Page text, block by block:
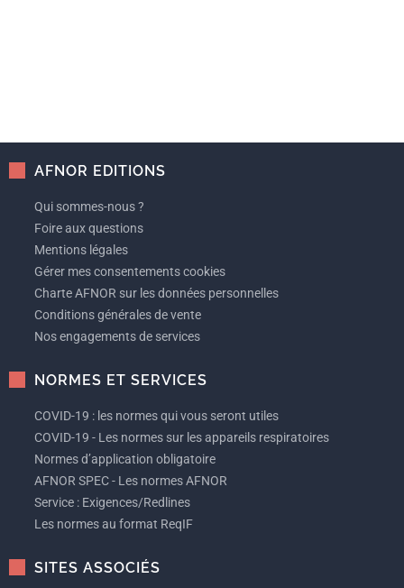
AFNOR EDITIONS
Qui sommes-nous ?
Foire aux questions
Mentions légales
Gérer mes consentements cookies
Charte AFNOR sur les données personnelles
Conditions générales de vente
Nos engagements de services
NORMES ET SERVICES
COVID-19 : les normes qui vous seront utiles
COVID-19 - Les normes sur les appareils respiratoires
Normes d’application obligatoire
AFNOR SPEC - Les normes AFNOR
Service : Exigences/Redlines
Les normes au format ReqIF
SITES ASSOCIÉS